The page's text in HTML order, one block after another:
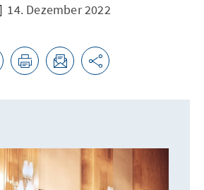
14. Dezember 2022